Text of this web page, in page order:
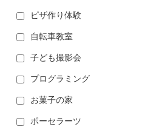
ピザ作り体験
自転車教室
子ども撮影会
プログラミング
お菓子の家
ポーセラーツ